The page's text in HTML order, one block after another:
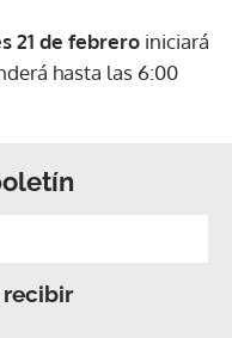
21 de febrero iniciará
hasta las 6:00
recibir